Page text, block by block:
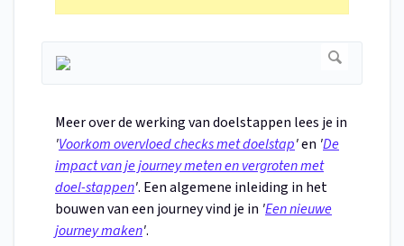
Meer over de werking van doelstappen lees je in
'Voorkom overvloed checks met doelstap'en 'De
impact van je journey meten en vergroten met
doel-stappen'. Een algemene inleiding in het
bouwen van een journey vind je in 'Een nieuwe
journey maken'.